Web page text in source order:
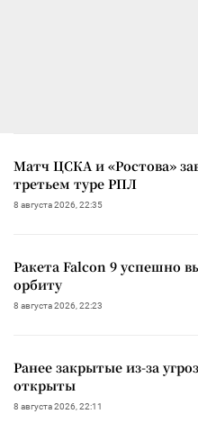
Матч ЦСКА и «Ростова»
третьем туре РПЛ
8 августа 2026, 22:35
Ракета Falcon 9 успешно
орбиту
8 августа 2026, 22:23
Ранее закрытые из-за
открыты
8 августа 2026, 22:11